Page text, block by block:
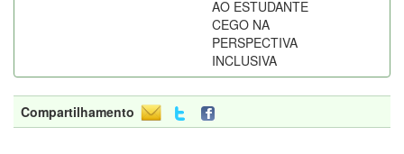
AO ESTUDANTE
CEGO NA
PERSPECTIVA
INCLUSIVA
Compartilhamento